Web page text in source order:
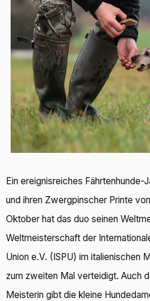
Ein ereignisreiches Fährtenhunde-
und ihren Zwergpinscher Printe
Oktober hat das duo seinen
Weltmeisterschaft der
Union e.V. (ISPU) im italienischen
zum zweiten Mal verteidigt. Auch
Meisterin gibt die kleine